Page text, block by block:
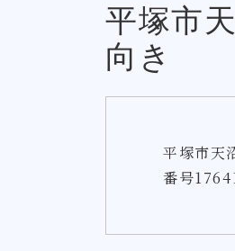
平塚市
向き
平塚市天
番号